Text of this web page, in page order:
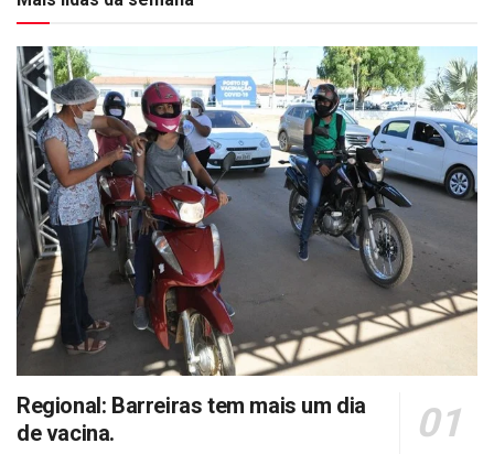
Regional: Barreiras tem mais um dia
de vacina.